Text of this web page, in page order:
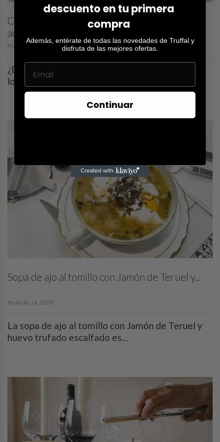
Crema parmentier de setas Shiitake con
aceite...
Fecha dic 16, 2020
¿Buscas una receta con trufa negra? ¿Te gustan
los platos de cuchara?...
Sopa de ajo al tomillo con Jamón de Teruel y...
Fecha dic 16, 2020
La sopa de ajo al tomillo con Jamón de Teruel y
huevo trufado escalfado es...
descuento en tu primera
compra
Además, entérate de todas las novedades de Truffal y
disfruta de las mejores ofertas.
Continuar